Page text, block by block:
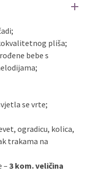
pliša;
bebe s
se vrte;
ogradicu, kolica,
trakama na
– 3 kom. veličina